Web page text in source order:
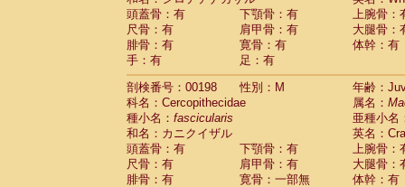
頭蓋骨：有
下顎骨：有
上腕骨：
尺骨：有
肩甲骨：有
大腿骨：
腓骨：有
寛骨：有
体幹：有
手：有
足：有
剖検番号：00198
性別：M
年齢：
科名：Cercopithecidae
属名：
種小名： fascicularis
亜種小名
和名：カニクイザル
英名：
頭蓋骨：有
下顎骨：有
上腕骨：
尺骨：有
肩甲骨：有
大腿骨：
腓骨：有
寛骨：一部無
体幹：有